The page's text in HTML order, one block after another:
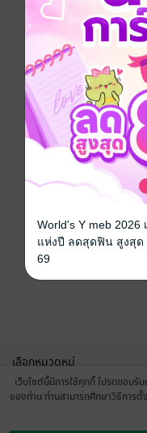
เลือกหมวดหมู่
บริการช่วยเหลือ
เว็บไซต์นี้มีการใช้คุกกี้ โปรดยอมรั
ของท่าน ท่านสามารถศึกษาวิธีการ
World's Y meb
แห่งปี ลดสุดฟิน สูงสุด
69